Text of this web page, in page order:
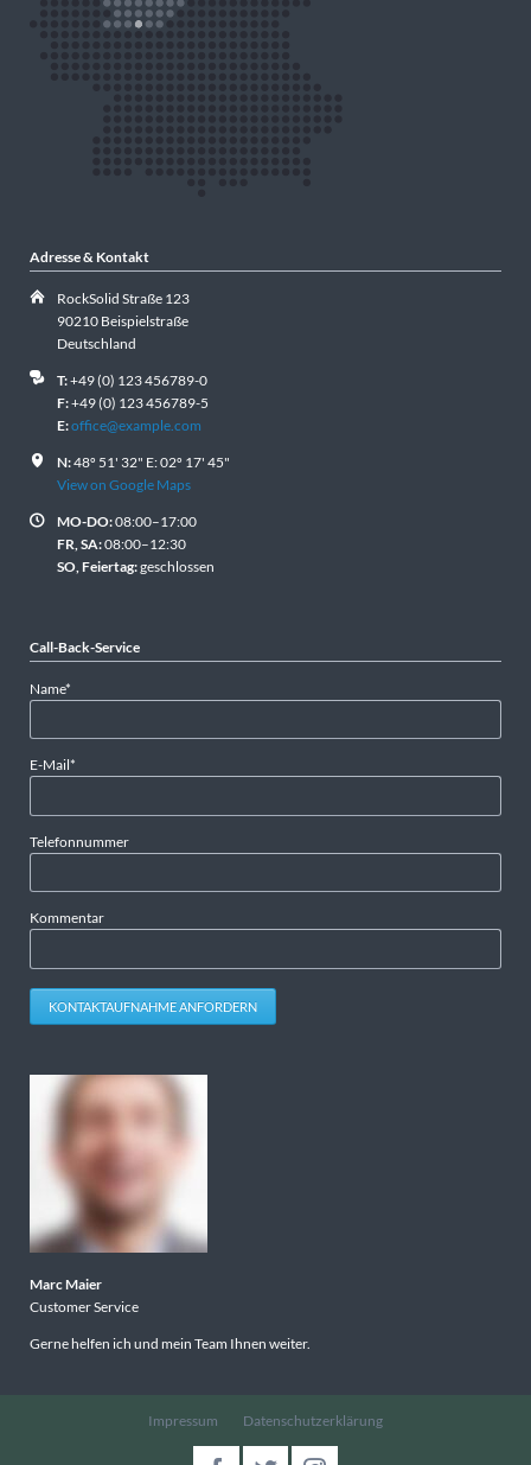
Adresse & Kontakt
RockSolid Straße 123
90210 Beispielstraße
Deutschland
T:+49 (0) 123 456789-0
F:+49 (0) 123 456789-5
E:office@example.com
N:48º 51' 32" E: 02º 17' 45"
View on Google Maps
MO-DO:08:00–17:00
FR, SA:08:00–12:30
SO, Feiertag:geschlossen
Call-Back-Service
Pflichtfeld
Name*
Pflichtfeld
E-Mail*
Telefonnummer
Kommentar
KONTAKTAUFNAHME ANFORDERN
Marc Maier
Customer Service
Gerne helfen ich und mein Team Ihnen weiter.
Impressum Datenschutzerklärung